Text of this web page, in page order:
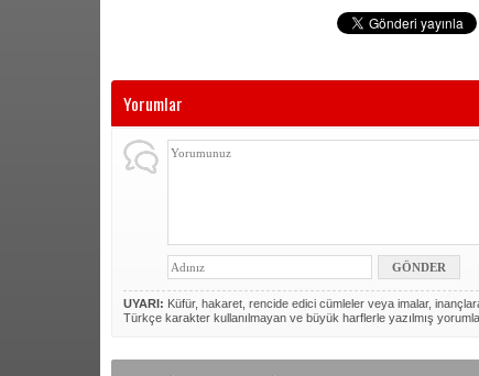
Yorumlar
UYARI: Küfür, hakaret, rencide edici cümleler veya imalar,
Türkçe karakter kullanılmayan ve büyük harflerle yazılmış